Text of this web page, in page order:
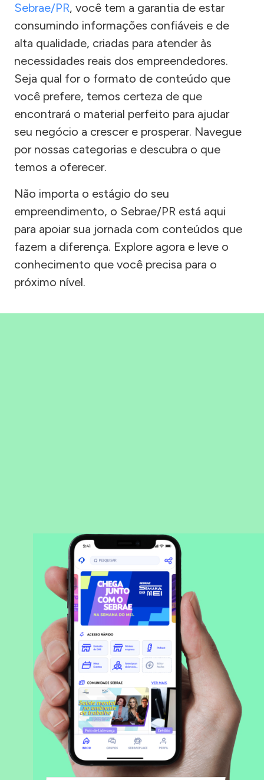
Sebrae/PR, você tem a garantia de estar
consumindo informações confiáveis e de
alta qualidade, criadas para atender às
necessidades reais dos empreendedores.
Seja qual for o formato de conteúdo que
você prefere, temos certeza de que
encontrará o material perfeito para ajudar
seu negócio a crescer e prosperar. Navegue
por nossas categorias e descubra o que
temos a oferecer.
Não importa o estágio do seu
empreendimento, o Sebrae/PR está aqui
para apoiar sua jornada com conteúdos que
fazem a diferença. Explore agora e leve o
conhecimento que você precisa para o
próximo nível.